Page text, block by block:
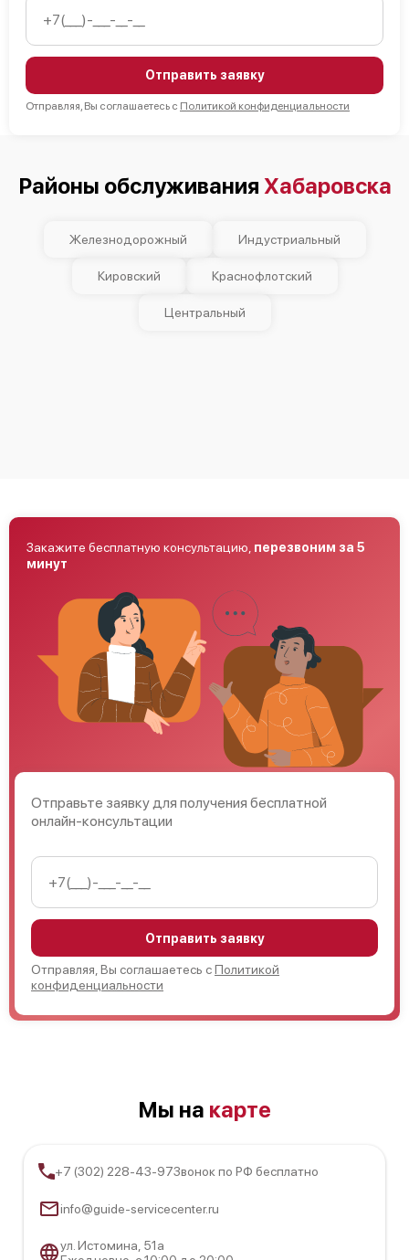
Отправить заявку
Отправляя, Вы соглашаетесь с Политикой конфиденциальности
Районы обслуживания Хабаровска
Железнодорожный Индустриальный
Кировский Краснофлотский
Центральный
Отправьте заявку для получения бесплатной
онлайн-консультации
Отправить заявку
Отправляя, Вы соглашаетесь сПолитикой
конфиденциальности
Закажите бесплатную консультацию, перезвоним за 5
минут
Мы на карте
+7 (302) 228-43-97Звонок по РФ бесплатно
info@guide-servicecenter.ru
ул. Истомина, 51а